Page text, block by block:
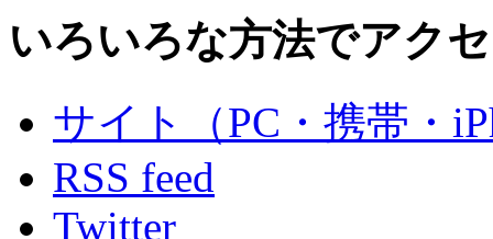
いろいろな方法でアク
サイト（PC・携帯・
RSS feed
Twitter